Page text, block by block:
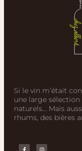
Si le vin m’était
une large sélection
naturels… Mais
rhums, des bières